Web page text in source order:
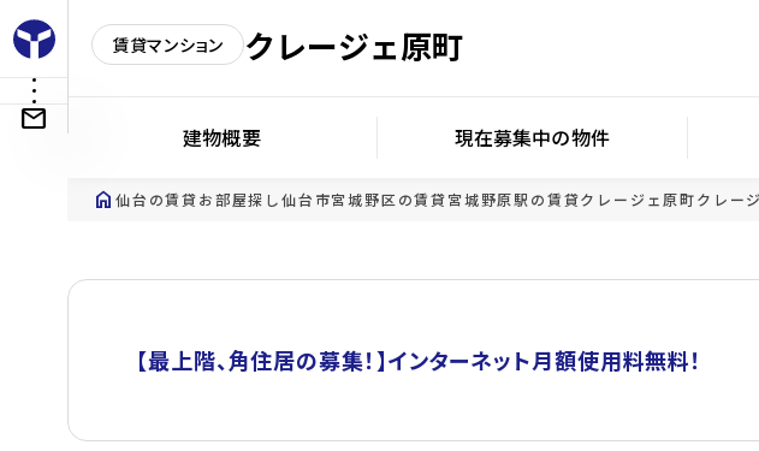
賃貸マンション クレージェ原町
建物概要 現在募集中の物件
home 仙台の賃貸お部屋探し仙台市宮城野区の賃貸宮城野原駅の賃貸クレージェ原町クレー
【最上階、角住居の募集！】インターネット月額使用料無料！